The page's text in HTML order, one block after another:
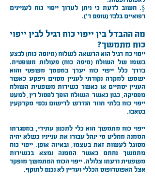
§. חשוב לדעת כי ניתן לערוך ייפוי כוח לעניינים
רפואיים בלבד (טופס ד').
מה ההבדל בין ייפוי כוח רגיל לבין ייפוי
כוח מתמשך?
ייפוי כח רגיל הוא הרשאה לשָׁלוּחַ (מיופה כוח) לבצע
בשמו של השׁוֹלֵחַ (מיפה כוח) פעולות משפטית.
בדרך כלל ייפוי כוח יערך במסמך משפטי והוא
ישמש למקרה נקודתי לעניין מסוים ויפקע כאשר
העניין יסתיים או כאשר כשירות משפטית השׁוֹלֵחַ
מפסיקה, כגון כאשר השׁוֹלֵחַ הופך לפסול דין, למעט
ייפוי כוח בלתי חוזר הנדרש לרישום נכסי מקרקעין
בטאבו.
ייפוי כוח מתמשך הוא כלי לתכנון עתידי, במסגרתו
הממנה מחליט מי ינהל עבורו את ענייניו כשלא יהיה
מסוגל לעשות זאת בעצמו, ובאיזה אופן. ייפוי כוח
מתמשך נחתם כאשר הממנה נמצא בכשירות
משפטית ודעתו צלולה. ייפוי הכוח המתמשך מופקד
אצל האפוטרופוס הכללי ועדיין לא נכנס לתוקף.